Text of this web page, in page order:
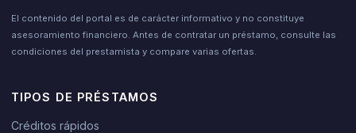
El contenido del portal es de carácter informativo y no constituye
asesoramiento financiero. Antes de contratar un préstamo, consulte las
condiciones del prestamista y compare varias ofertas.
TIPOS DE PRÉSTAMOS
Créditos rápidos